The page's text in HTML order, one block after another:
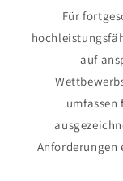
Für
auf
Anforderungen